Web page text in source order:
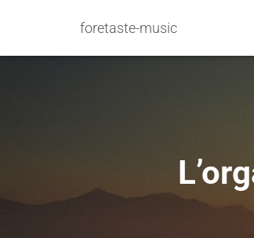
foretaste-music